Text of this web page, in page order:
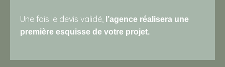
Une fois le devis validé, l’agence réalisera une
première esquisse de votre projet.